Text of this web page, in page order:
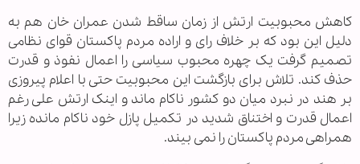
کاهش محبوبیت ارتش از زمان ساقط شدن عمران خان هم به
دلیل این بود که بر خلاف رای و اراده مردم پاکستان قوای نظامی
تصمیم گرفت یک چهره محبوب سیاسی را اعمال نفوذ و قدرت
حذف کند. تلاش برای بازگشت این محبوبیت حتی با اعلام پیروزی
بر هند در نبرد میان دو کشور ناکام ماند و اینک ارتش علی رغم
اعمال قدرت و اختناق شدید در تکمیل پازل خود ناکام مانده زیرا
همراهی مردم پاکستان را نمی بیند.